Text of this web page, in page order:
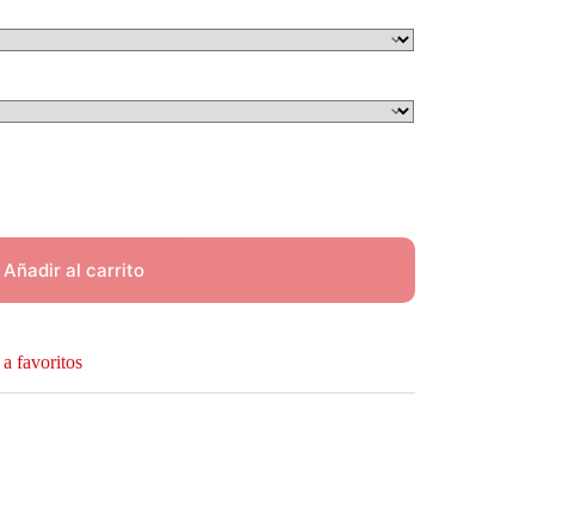
Añadir al carrito
favoritos